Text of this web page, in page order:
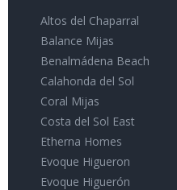
Altos del Chaparral
Balance Mijas
Benalmádena Beach
Calahonda del Sol
Coral Mijas
Costa del Sol East
Etherna Homes
Evoque Higueron
Evoque Higuerón